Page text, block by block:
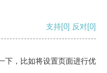
支持[0] 反对[0]
下，比如将设置页面进行优